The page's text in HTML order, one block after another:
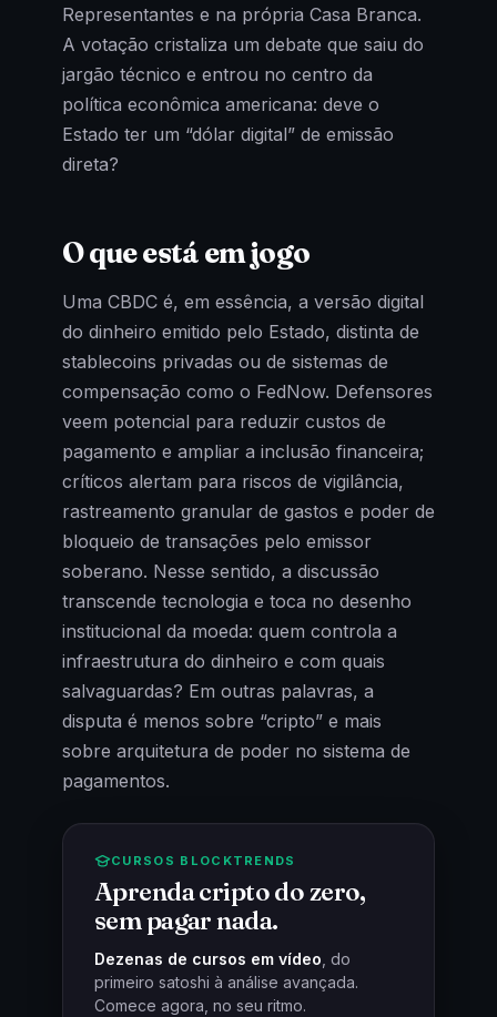
Representantes e na própria Casa Branca.
A votação cristaliza um debate que saiu do
jargão técnico e entrou no centro da
política econômica americana: deve o
Estado ter um “dólar digital” de emissão
direta?
O que está em jogo
Uma CBDC é, em essência, a versão digital
do dinheiro emitido pelo Estado, distinta de
stablecoins privadas ou de sistemas de
compensação como o FedNow. Defensores
veem potencial para reduzir custos de
pagamento e ampliar a inclusão financeira;
críticos alertam para riscos de vigilância,
rastreamento granular de gastos e poder de
bloqueio de transações pelo emissor
soberano. Nesse sentido, a discussão
transcende tecnologia e toca no desenho
institucional da moeda: quem controla a
infraestrutura do dinheiro e com quais
salvaguardas? Em outras palavras, a
disputa é menos sobre “cripto” e mais
sobre arquitetura de poder no sistema de
pagamentos.
CURSOS BLOCKTRENDS
Aprenda cripto do zero,
sem pagar nada.
Dezenas de cursos em vídeo , do
primeiro satoshi à análise avançada.
Comece agora, no seu ritmo.